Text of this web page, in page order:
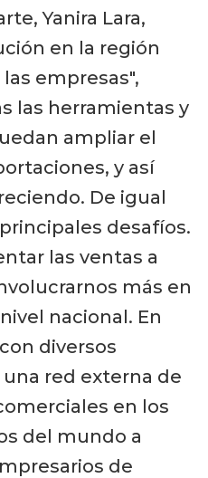
Yanira Lara,
en la región
empresas",
las herramientas y
ampliar el
y así
De igual
desafíos.
las ventas a
más en
nacional. En
diversos
red externa de
en los
del mundo a
de